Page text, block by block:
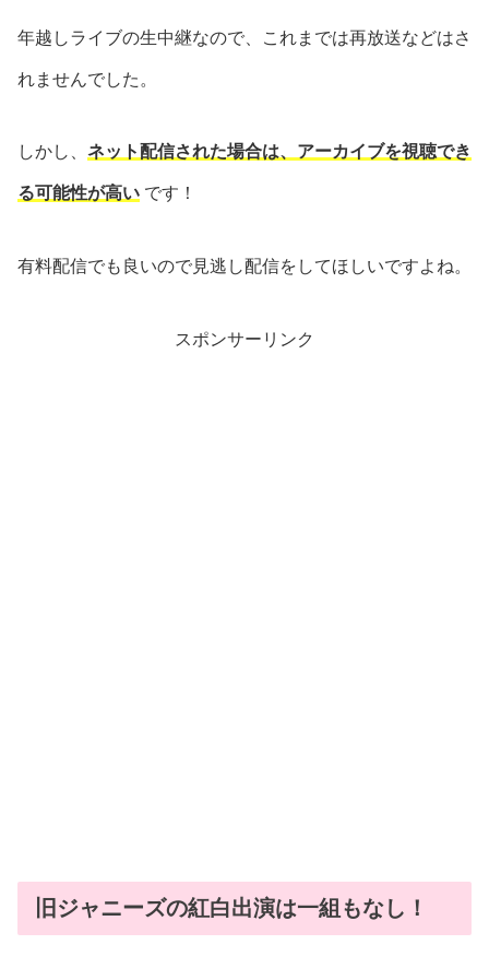
年越しライブの生中継なので、これまでは再放送などはさ
れませんでした。
しかし、 ネット配信された場合は、アーカイブを視聴でき
る可能性が高い です！
有料配信でも良いので見逃し配信をしてほしいですよね。
スポンサーリンク
旧ジャニーズの紅白出演は一組もなし！